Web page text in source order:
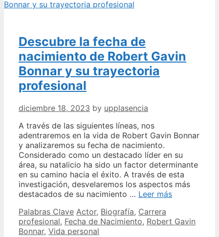
secreto
Descubre la fecha de
nacimiento de Robert Gavin
Bonnar y su trayectoria
profesional
diciembre 18, 2023 by upplasencia
A través de las siguientes líneas, nos
adentraremos en la vida de Robert Gavin Bonnar
y analizaremos su fecha de nacimiento.
Considerado como un destacado líder en su
área, su natalicio ha sido un factor determinante
en su camino hacia el éxito. A través de esta
investigación, desvelaremos los aspectos más
destacados de su nacimiento … Leer másDescubre
de
Categories
Palabras Clave Tags
Actor, Biografía, Carrera
profesional, Fecha de Nacimiento, Robert Gavin
Bonnar, Vida personal